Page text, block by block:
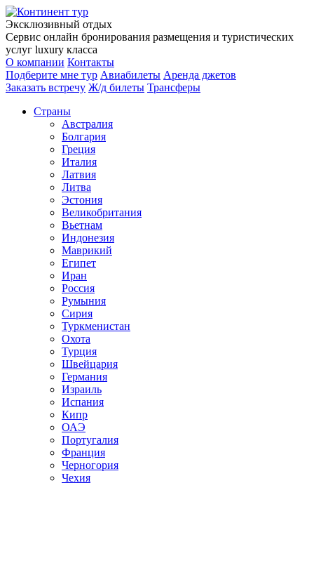
Эксклюзивный отдых
Сервис онлайн бронирования размещения и туристических
услуг luxury класса
О компании Контакты
Подберите мне тур Авиабилеты Аренда джетов
Заказать встречу Ж/д билеты Трансферы
Страны
Австралия
Болгария
Греция
Италия
Латвия
Литва
Эстония
Великобритания
Вьетнам
Индонезия
Маврикий
Египет
Иран
Россия
Румыния
Сирия
Туркменистан
Охота
Турция
Швейцария
Германия
Израиль
Испания
Кипр
ОАЭ
Португалия
Франция
Черногория
Чехия